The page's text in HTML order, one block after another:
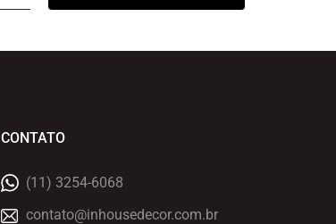
CONTATO
(11) 3254-6068
contato@inhousedecor.com.br